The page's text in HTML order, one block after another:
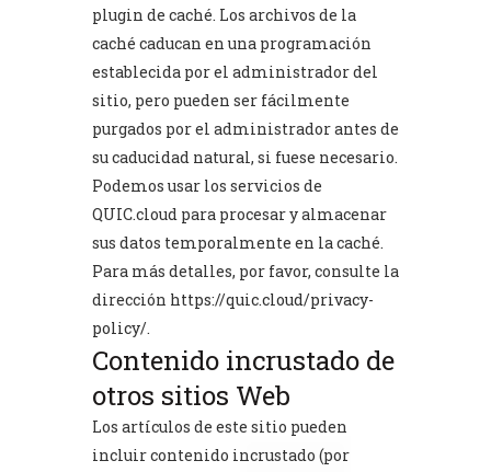
plugin de caché. Los archivos de la
caché caducan en una programación
establecida por el administrador del
sitio, pero pueden ser fácilmente
purgados por el administrador antes de
su caducidad natural, si fuese necesario.
Podemos usar los servicios de
QUIC.cloud para procesar y almacenar
sus datos temporalmente en la caché.
Para más detalles, por favor, consulte la
dirección https://quic.cloud/privacy-
policy/.
Contenido incrustado de
otros sitios Web
Los artículos de este sitio pueden
incluir contenido incrustado (por